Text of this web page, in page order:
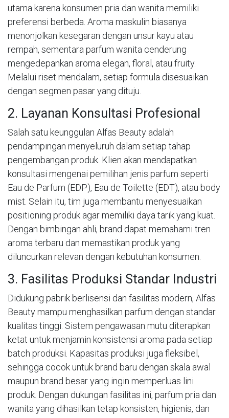
utama karena konsumen pria dan wanita memiliki
preferensi berbeda. Aroma maskulin biasanya
menonjolkan kesegaran dengan unsur kayu atau
rempah, sementara parfum wanita cenderung
mengedepankan aroma elegan, floral, atau fruity.
Melalui riset mendalam, setiap formula disesuaikan
dengan segmen pasar yang dituju.
2. Layanan Konsultasi Profesional
Salah satu keunggulan Alfas Beauty adalah
pendampingan menyeluruh dalam setiap tahap
pengembangan produk. Klien akan mendapatkan
konsultasi mengenai pemilihan jenis parfum seperti
Eau de Parfum (EDP), Eau de Toilette (EDT), atau body
mist. Selain itu, tim juga membantu menyesuaikan
positioning produk agar memiliki daya tarik yang kuat.
Dengan bimbingan ahli, brand dapat memahami tren
aroma terbaru dan memastikan produk yang
diluncurkan relevan dengan kebutuhan konsumen.
3. Fasilitas Produksi Standar Industri
Didukung pabrik berlisensi dan fasilitas modern, Alfas
Beauty mampu menghasilkan parfum dengan standar
kualitas tinggi. Sistem pengawasan mutu diterapkan
ketat untuk menjamin konsistensi aroma pada setiap
batch produksi. Kapasitas produksi juga fleksibel,
sehingga cocok untuk brand baru dengan skala awal
maupun brand besar yang ingin memperluas lini
produk. Dengan dukungan fasilitas ini, parfum pria dan
wanita yang dihasilkan tetap konsisten, higienis, dan